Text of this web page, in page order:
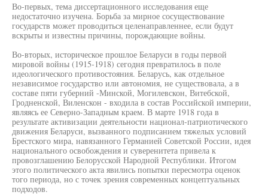
Во-первых, тема диссертационного исследования еще
недостаточно изучена. Борьба за мирное сосуществование
государств может проводиться целенаправленнее, если будут
вскрыты и известны причины, порождающие войны.
Во-вторых, историческое прошлое Беларуси в годы первой
мировой войны (1915-1918) сегодня превратилось в поле
идеологического противостояния. Беларусь, как отдельное
независимое государство или автономия, не существовала, а в
составе пяти губерний -Минской, Могилевскон, Витебской,
Гродненской, Виленскон - входила в состав Российской империи,
являясь ее Северно-Западным краем. В марте 1918 года в
результате активизации деятельности национал-патриотического
движения Беларуси, вызванного подписанием тяжелых условий
Брестского мира, навязанного Германией Советской России, идея
национального освобождения и суверенитета привела к
провозглашению Белорусской Народной Республики. Итогом
этого политического акта явились попытки пересмотра оценок
того периода, но с точек зрения современных концептуальных
подходов.